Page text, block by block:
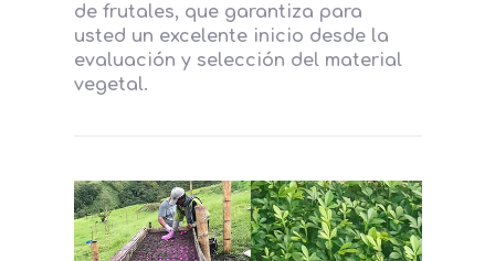
de frutales, que garantiza para
usted un excelente inicio desde la
evaluación y selección del material
vegetal.